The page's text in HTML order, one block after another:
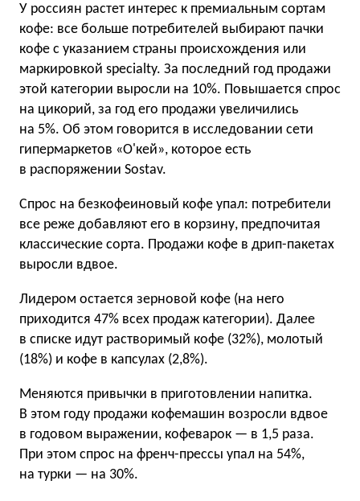
У россиян растет интерес к премиальным сортам
кофе: все больше потребителей выбирают пачки
кофе с указанием страны происхождения или
маркировкой specialty. За последний год продажи
этой категории выросли на 10%. Повышается спрос
на цикорий, за год его продажи увеличились
на 5%. Об этом говорится в исследовании сети
гипермаркетов «О'кей», которое есть
в распоряжении Sostav.
Спрос на безкофеиновый кофе упал: потребители
все реже добавляют его в корзину, предпочитая
классические сорта. Продажи кофе в дрип-пакетах
выросли вдвое.
Лидером остается зерновой кофе (на него
приходится 47% всех продаж категории). Далее
в списке идут растворимый кофе (32%), молотый
(18%) и кофе в капсулах (2,8%).
Меняются привычки в приготовлении напитка.
В этом году продажи кофемашин возросли вдвое
в годовом выражении, кофеварок — в 1,5 раза.
При этом спрос на френч-прессы упал на 54%,
на турки — на 30%.